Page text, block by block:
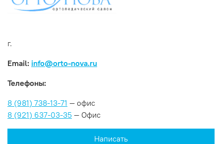
г.
Email: info@orto-nova.ru
Телефоны:
8 (981) 738-13-71 — офис
8 (921) 637-03-35 — Офис
Написать